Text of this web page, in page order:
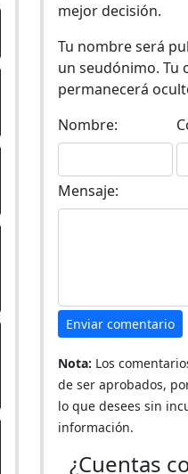
mejor decisión.
Tu nombre será
un seudónimo. Tu
permanecerá
Nombre:
Mensaje:
Enviar comentario
Nota: Los
de ser aprobados,
lo que desees sin
información.
¿Cuentas